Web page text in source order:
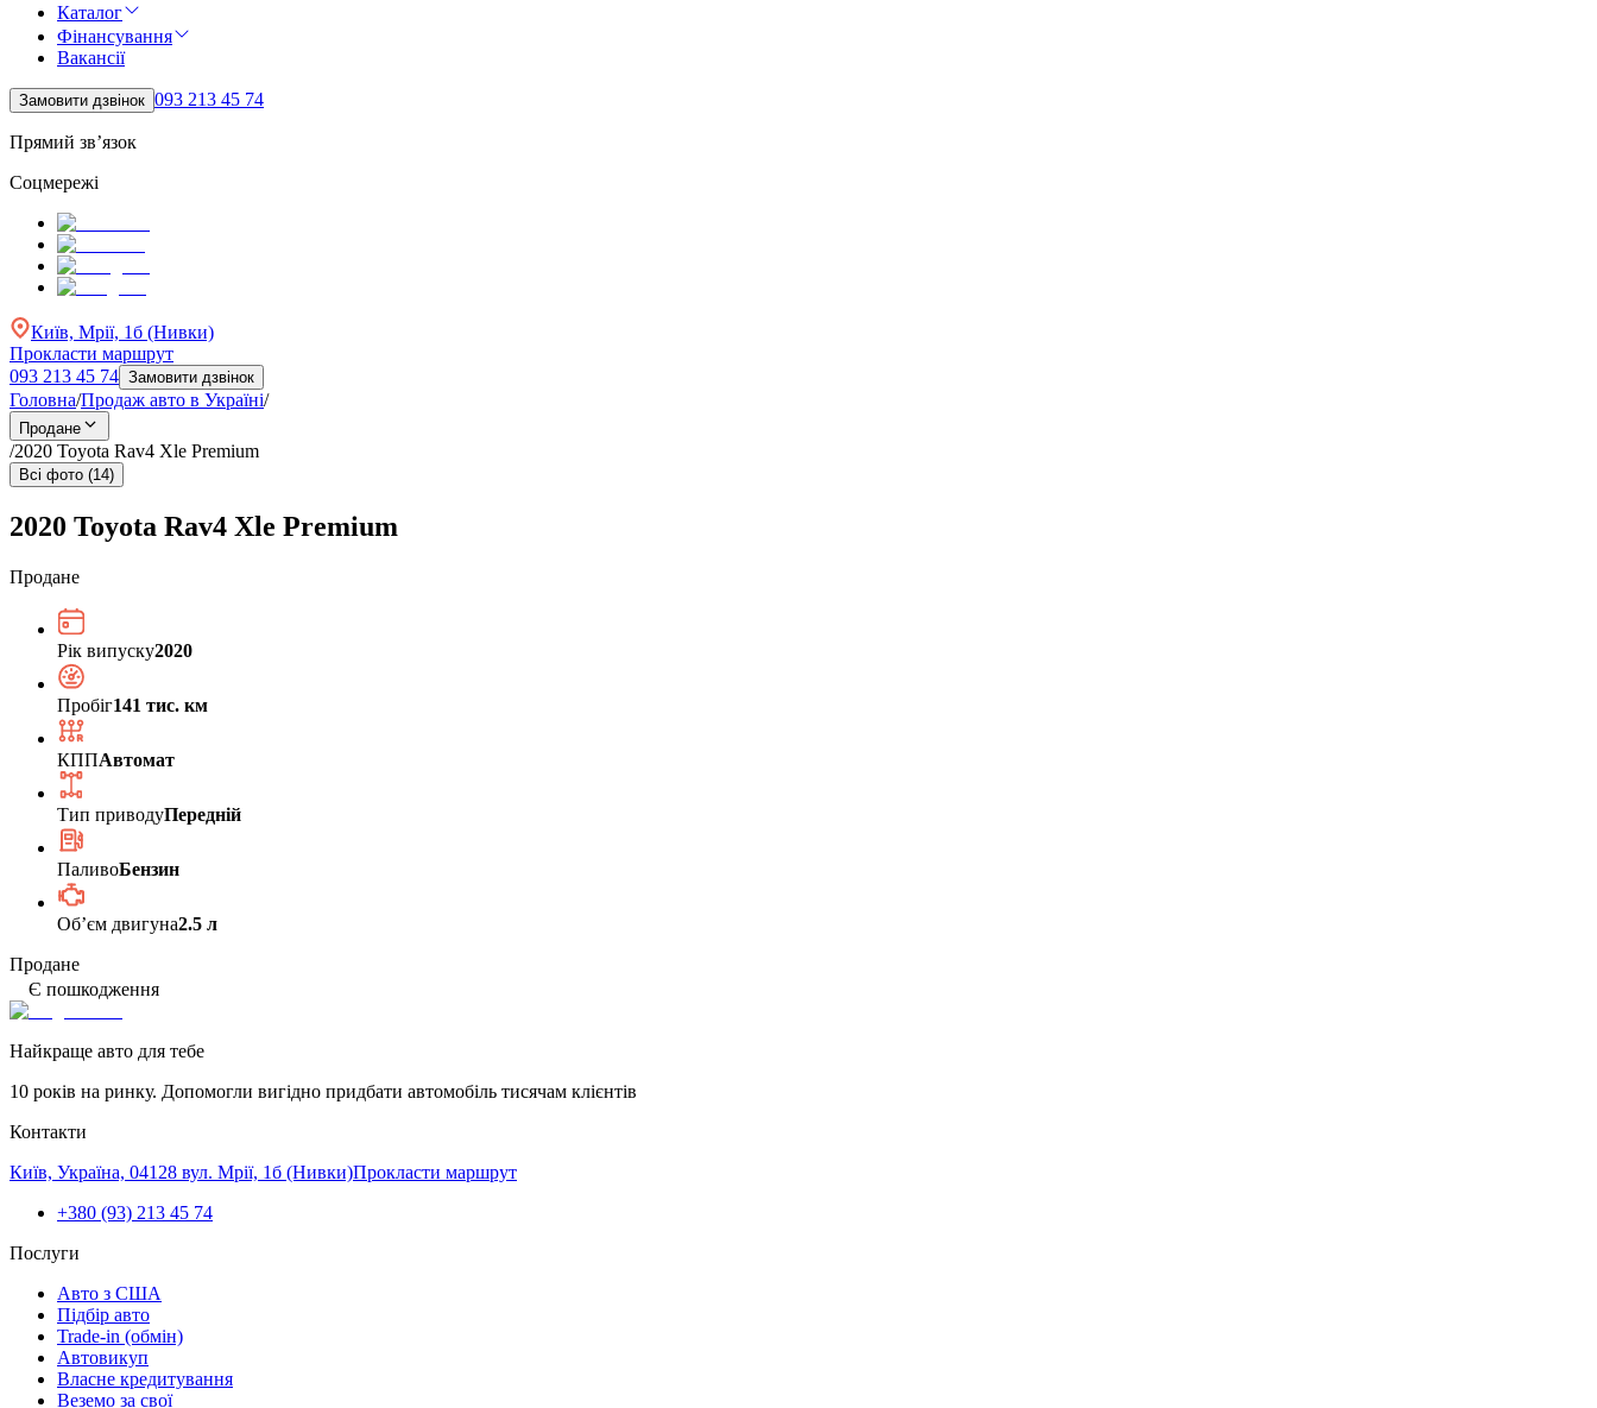
Каталог
Фінансування
Вакансії
Замовити дзвінок 093 213 45 74
Прямий зв’язок
Соцмережі
Київ, Мрії, 1б (Нивки)
Прокласти маршрут
093 213 45 74 Замовити дзвінок
Головна/Продаж авто в Україні/
Продане
/2020 Toyota Rav4 Xle Premium
Всі фото (14)
2020 Toyota Rav4 Xle Premium
Продане
Рік випуску2020
Пробіг141 тис. км
КППАвтомат
Тип приводуПередній
ПаливоБензин
Обʼєм двигуна2.5 л
Продане
Є пошкодження
Найкраще авто для тебе
10 років на ринку. Допомогли вигідно придбати автомобіль тисячам клієнтів
Контакти
Київ, Україна, 04128 вул. Мрії, 1б (Нивки)Прокласти маршрут
+380 (93) 213 45 74
Послуги
Авто з США
Підбір авто
Trade-in (обмін)
Автовикуп
Власне кредитування
Веземо за свої